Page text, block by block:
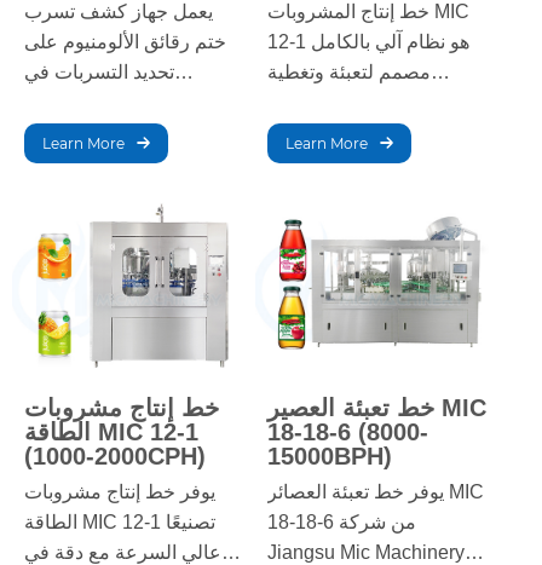
يعمل جهاز كشف تسرب
ختم رقائق الألومنيوم على
تحديد التسربات في
الألومنيوم بشكل فعال، مما
يضمن سلامة التعبئة
المبكر للمنتج.
Learn More
خط إنتاج المشروبات MIC
12-1 هو نظام آلي بالكامل
مصمم لتعبئة وتغطية
يضمن هذا الخط إنتاجًا عالي
السرعة، وجودة ثابتة، ونتائج
Learn More
خط إنتاج مشروبات
الطاقة MIC 12-1
(1000-2000CPH)
يوفر خط إنتاج مشروبات
الطاقة MIC 12-1 تصنيعًا
عالي السرعة مع دقة في
خط تعبئة العصير MIC
18-18-6 (8000-
15000BPH)
يوفر خط تعبئة العصائر MIC
18-18-6 من شركة
Jiangsu Mic Machinery